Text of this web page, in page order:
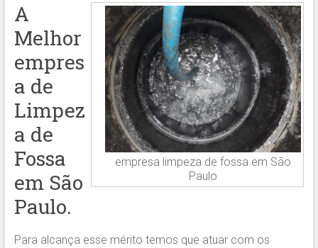
empresa limpeza de fossa em São
Paulo
A
Melhor
empres
a de
Limpez
a de
Fossa
em São
Paulo.
Para alcança esse mérito temos que atuar com os